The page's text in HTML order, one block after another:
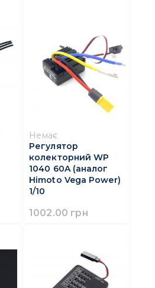
Немає
Регулятор
колекторний WP
1040 60A (аналог
Himoto Vega Power)
1/10
1002.00 грн